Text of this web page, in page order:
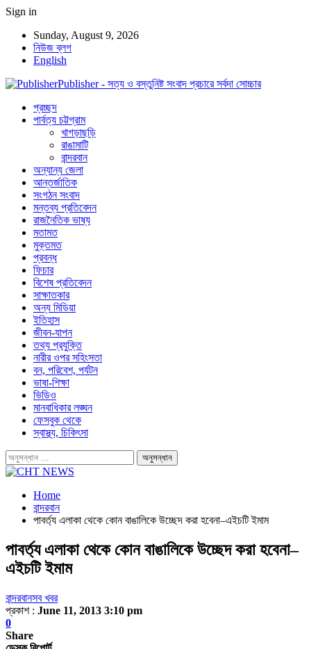
Sign in
Sunday, August 9, 2026
নিউজ ব্লগ
English
Publisher - সত্য ও বস্তুনিষ্ট সংবাদ প্রচারে সর্বদা সোচ্চার
প্রচ্ছদ
পার্বত্য চট্টগ্রাম
খাগড়াছড়ি
রাঙামাটি
বান্দরবান
অন্যান্য জেলা
আন্তর্জাতিক
সংগঠন সংবাদ
মন্তব্য প্রতিবেদন
রাজনৈতিক ভাষ্য
মতামত
মুক্তমত
প্রবন্ধ
ফিচার
বিশেষ প্রতিবেদন
সাক্ষাতকার
অন্য মিডিয়া
ইতিহাস
জীবন-যাপন
তথ্য প্রযুক্তি
নারীর ওপর সহিংসতা
বন, পরিবেশ, পর্যটন
ভাষা-শিক্ষা
ভিডিও
মানবাধিকার লঙ্ঘন
ফেসবুক থেকে
স্বাস্থ্য, চিকিৎসা
Home
বান্দরবান
পাবর্ত্য এলাকা থেকে কোন বাঙালিকে উচ্ছেদ করা হবেনা–এইচটি ইমাম
পাবর্ত্য এলাকা থেকে কোন বাঙালিকে উচ্ছেদ করা হবেনা–
এইচটি ইমাম
বান্দরবানসব খবর
প্রকাশ : June 11, 2013 3:10 pm
0
Share